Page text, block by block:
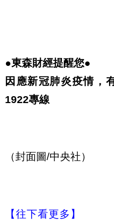
●東森財經提醒您●
因應新冠肺炎疫情，
1922專線
（封面圖/中央社）
【往下看更多】